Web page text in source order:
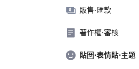
販售⋅匯款
著作權⋅審核
貼圖⋅表情貼⋅主題